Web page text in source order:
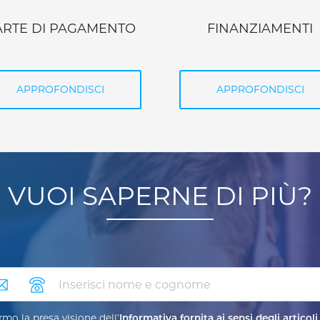
FINANZIAMENTI
APPROFONDISCI
INCASSI E
APPROFONDISCI
VUOI SAPERNE DI PIÙ?
telefono